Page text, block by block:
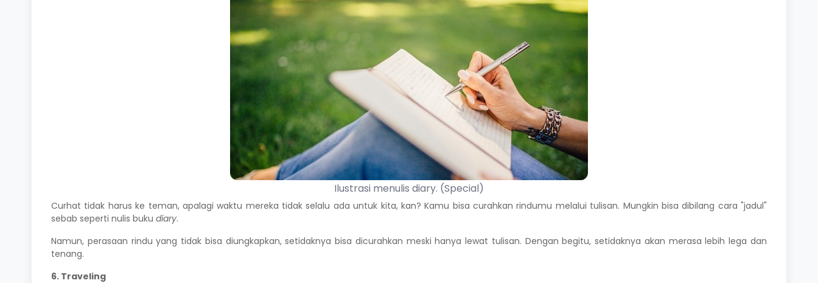
Ilustrasi menulis diary. (Special)
Curhat tidak harus ke teman, apalagi waktu mereka tidak selalu ada untuk kita, kan? Kamu bisa curahkan rindumu melalui tulisan. Mungkin bisa dibilang cara "jadul"
sebab seperti nulis buku diary.
Namun, perasaan rindu yang tidak bisa diungkapkan, setidaknya bisa dicurahkan meski hanya lewat tulisan. Dengan begitu, setidaknya akan merasa lebih lega dan
tenang.
6. Traveling